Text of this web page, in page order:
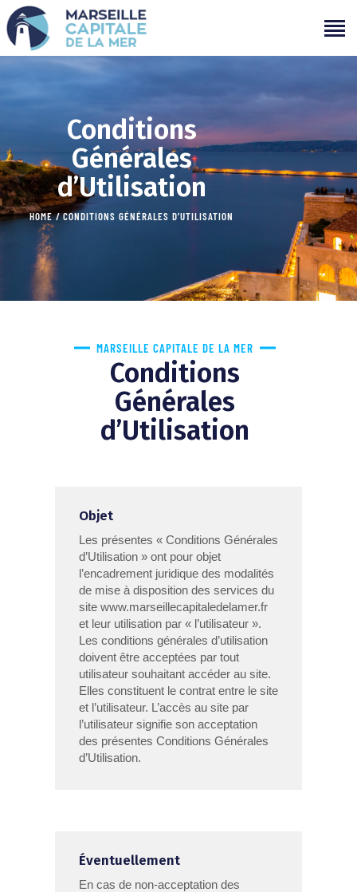
Conditions
Générales
d’Utilisation
HOME CONDITIONS GÉNÉRALES D’UTILISATION
PROJETS
CAMPAGNES
ÉVÉNEMENTS PASSÉS
MÉDIAS
MARSEILLE CAPITALE DE LA MER
Conditions
Générales
d’Utilisation
Objet
Les présentes « Conditions Générales
d’Utilisation » ont pour objet
l’encadrement juridique des modalités
de mise à disposition des services du
site www.marseillecapitaledelamer.fr
et leur utilisation par « l’utilisateur ».
Les conditions générales d’utilisation
doivent être acceptées par tout
utilisateur souhaitant accéder au site.
Elles constituent le contrat entre le site
et l’utilisateur. L’accès au site par
l’utilisateur signifie son acceptation
des présentes Conditions Générales
d’Utilisation.
Éventuellement
En cas de non-acceptation des